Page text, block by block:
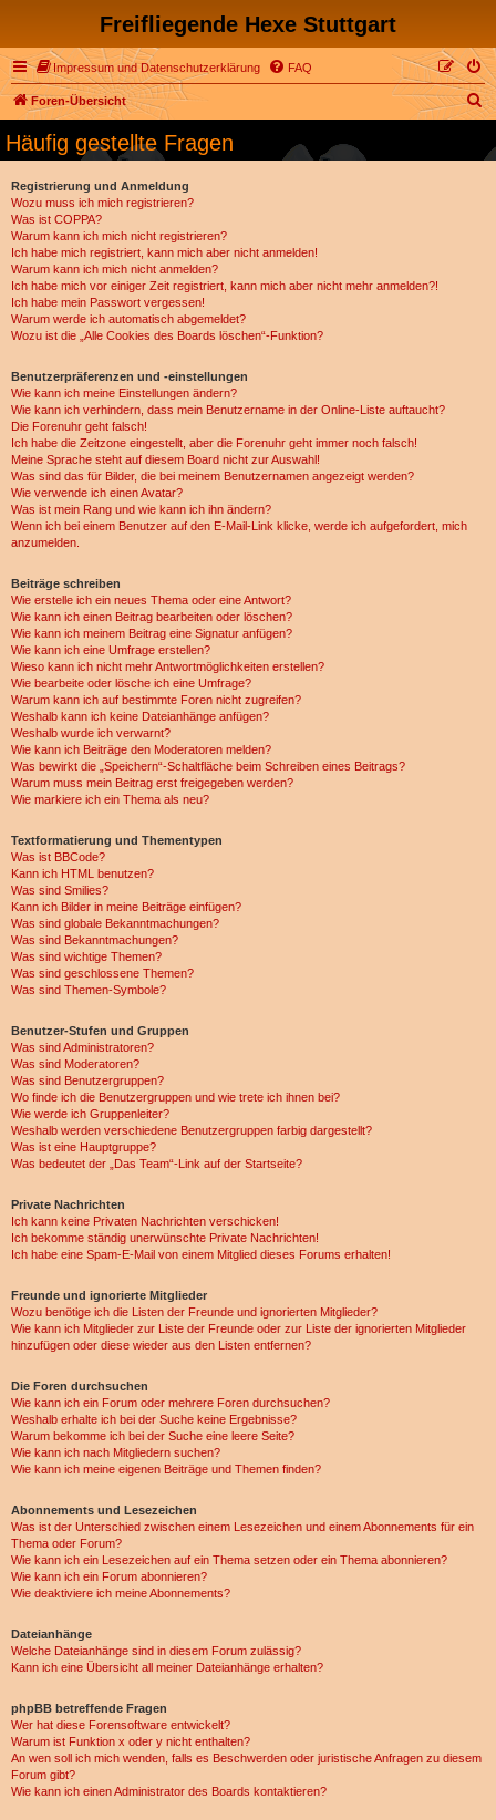
Freifliegende Hexe Stuttgart
Impressum und Datenschutzerklärung FAQ
Foren-Übersicht
S
c
Häufig gestellte Fragen
Registrierung und Anmeldung
Wozu muss ich mich registrieren?
Was ist COPPA?
Warum kann ich mich nicht registrieren?
Ich habe mich registriert, kann mich aber nicht anmelden!
Warum kann ich mich nicht anmelden?
Ich habe mich vor einiger Zeit registriert, kann mich aber nicht mehr anmelden?!
Ich habe mein Passwort vergessen!
Warum werde ich automatisch abgemeldet?
Wozu ist die „Alle Cookies des Boards löschen“-Funktion?
Benutzerpräferenzen und -einstellungen
Wie kann ich meine Einstellungen ändern?
Wie kann ich verhindern, dass mein Benutzername in der Online-Liste auftaucht?
Die Forenuhr geht falsch!
Ich habe die Zeitzone eingestellt, aber die Forenuhr geht immer noch falsch!
Meine Sprache steht auf diesem Board nicht zur Auswahl!
Was sind das für Bilder, die bei meinem Benutzernamen angezeigt werden?
Wie verwende ich einen Avatar?
Was ist mein Rang und wie kann ich ihn ändern?
Wenn ich bei einem Benutzer auf den E-Mail-Link klicke, werde ich aufgefordert, mich
anzumelden.
Beiträge schreiben
Wie erstelle ich ein neues Thema oder eine Antwort?
Wie kann ich einen Beitrag bearbeiten oder löschen?
Wie kann ich meinem Beitrag eine Signatur anfügen?
Wie kann ich eine Umfrage erstellen?
Wieso kann ich nicht mehr Antwortmöglichkeiten erstellen?
Wie bearbeite oder lösche ich eine Umfrage?
Warum kann ich auf bestimmte Foren nicht zugreifen?
Weshalb kann ich keine Dateianhänge anfügen?
Weshalb wurde ich verwarnt?
Wie kann ich Beiträge den Moderatoren melden?
Was bewirkt die „Speichern“-Schaltfläche beim Schreiben eines Beitrags?
Warum muss mein Beitrag erst freigegeben werden?
Wie markiere ich ein Thema als neu?
Textformatierung und Thementypen
Was ist BBCode?
Kann ich HTML benutzen?
Was sind Smilies?
Kann ich Bilder in meine Beiträge einfügen?
Was sind globale Bekanntmachungen?
Was sind Bekanntmachungen?
Was sind wichtige Themen?
Was sind geschlossene Themen?
Was sind Themen-Symbole?
Benutzer-Stufen und Gruppen
Was sind Administratoren?
Was sind Moderatoren?
Was sind Benutzergruppen?
Wo finde ich die Benutzergruppen und wie trete ich ihnen bei?
Wie werde ich Gruppenleiter?
Weshalb werden verschiedene Benutzergruppen farbig dargestellt?
Was ist eine Hauptgruppe?
Was bedeutet der „Das Team“-Link auf der Startseite?
Private Nachrichten
Ich kann keine Privaten Nachrichten verschicken!
Ich bekomme ständig unerwünschte Private Nachrichten!
Ich habe eine Spam-E-Mail von einem Mitglied dieses Forums erhalten!
Freunde und ignorierte Mitglieder
Wozu benötige ich die Listen der Freunde und ignorierten Mitglieder?
Wie kann ich Mitglieder zur Liste der Freunde oder zur Liste der ignorierten Mitglieder
hinzufügen oder diese wieder aus den Listen entfernen?
Die Foren durchsuchen
Wie kann ich ein Forum oder mehrere Foren durchsuchen?
Weshalb erhalte ich bei der Suche keine Ergebnisse?
Warum bekomme ich bei der Suche eine leere Seite?
Wie kann ich nach Mitgliedern suchen?
Wie kann ich meine eigenen Beiträge und Themen finden?
Abonnements und Lesezeichen
Was ist der Unterschied zwischen einem Lesezeichen und einem Abonnements für ein
Thema oder Forum?
Wie kann ich ein Lesezeichen auf ein Thema setzen oder ein Thema abonnieren?
Wie kann ich ein Forum abonnieren?
Wie deaktiviere ich meine Abonnements?
Dateianhänge
Welche Dateianhänge sind in diesem Forum zulässig?
Kann ich eine Übersicht all meiner Dateianhänge erhalten?
phpBB betreffende Fragen
Wer hat diese Forensoftware entwickelt?
Warum ist Funktion x oder y nicht enthalten?
An wen soll ich mich wenden, falls es Beschwerden oder juristische Anfragen zu diesem
Forum gibt?
Wie kann ich einen Administrator des Boards kontaktieren?